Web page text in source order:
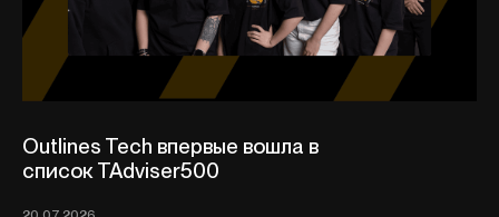
Outlines Tech впервые вошла в
список TAdviser500